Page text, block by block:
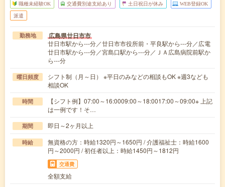
職種未経験OK 交通費別途支給あり 土日祝日が休み WEB登録OK
派遣
勤務地 広島県廿日市市
廿日市駅から---分／廿日市市役所前・平良駅から---分／広電
廿日市駅から---分／宮島口駅から---分／ＪＡ広島病院前駅か
ら---分
曜日頻度
シフト制（月～日） ※平日のみなどの相談もOK ※週3なども
相談OK
時間
【シフト例】07:00～16:0009:00～18:0017:00～09:00※ 上記
は一例です！そ…
期間 即日～2ヶ月以上
時給
無資格の方：時給1320円～1650円 / 介護福祉士：時給1600
円～2000円 / 初任者以上：時給1450円～1812円
交通費
全額支給